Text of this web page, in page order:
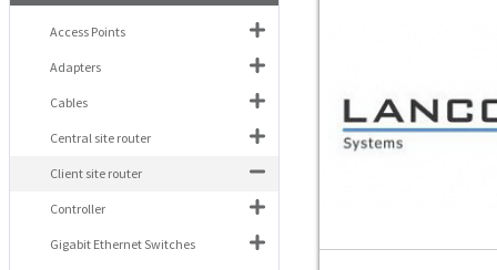
Access Points
Adapters
Cables
Central site router
Client site router
Controller
Gigabit Ethernet Switches